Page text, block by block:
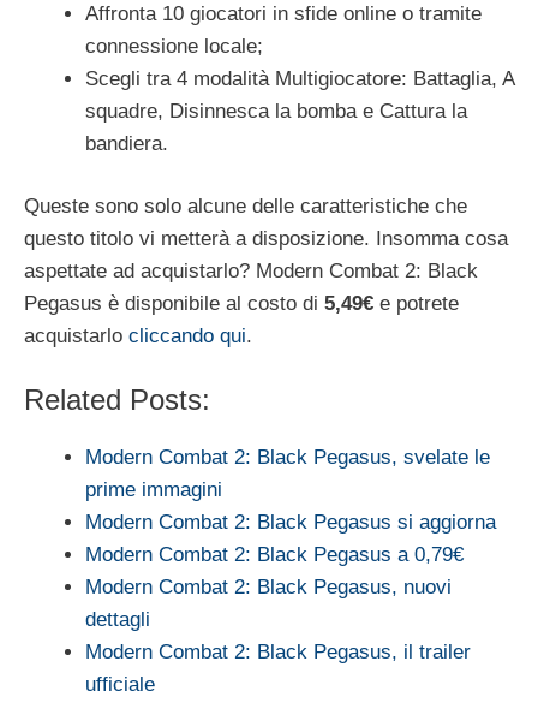
Affronta 10 giocatori in sfide online o tramite
connessione locale;
Scegli tra 4 modalità Multigiocatore: Battaglia, A
squadre, Disinnesca la bomba e Cattura la
bandiera.
Queste sono solo alcune delle caratteristiche che
questo titolo vi metterà a disposizione. Insomma cosa
aspettate ad acquistarlo? Modern Combat 2: Black
Pegasus è disponibile al costo di 5,49€ e potrete
acquistarlo cliccando qui.
Related Posts:
Modern Combat 2: Black Pegasus, svelate le
prime immagini
Modern Combat 2: Black Pegasus si aggiorna
Modern Combat 2: Black Pegasus a 0,79€
Modern Combat 2: Black Pegasus, nuovi
dettagli
Modern Combat 2: Black Pegasus, il trailer
ufficiale